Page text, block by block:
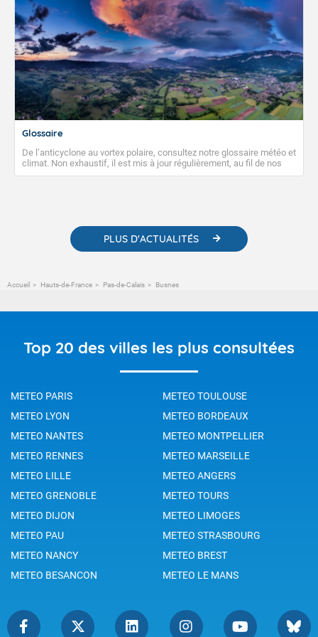
Glossaire
De l’anticyclone au vortex polaire, consultez notre glossaire météo et
climat. Non exhaustif, il est mis à jour régulièrement, au fil de nos
publications. Vous y trouverez également des liens utiles vers nos
PLUS D'ACTUALITÉS
Accueil Hauts-de-France Pas-de-Calais Busnes
Top 20 des villes les plus consultées
METEO PARIS
METEO TOULOUSE
METEO LYON
METEO BORDEAUX
METEO NANTES
METEO MONTPELLIER
METEO RENNES
METEO MARSEILLE
METEO LILLE
METEO ANGERS
METEO GRENOBLE
METEO TOURS
METEO DIJON
METEO LIMOGES
METEO PAU
METEO STRASBOURG
METEO NANCY
METEO BREST
METEO BESANCON
METEO LE MANS